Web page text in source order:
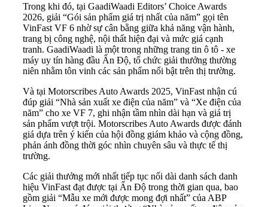
Trong khi đó, tại GaadiWaadi Editors’ Choice Awards
2026, giải “Gói sản phẩm giá trị nhất của năm” gọi tên
VinFast VF 6 nhờ sự cân bằng giữa khả năng vận hành,
trang bị công nghệ, nội thất hiện đại và mức giá cạnh
tranh. GaadiWaadi là một trong những trang tin ô tô - xe
máy uy tín hàng đầu Ấn Độ, tổ chức giải thưởng thường
niên nhằm tôn vinh các sản phẩm nổi bật trên thị trường.
Và tại Motorscribes Auto Awards 2025, VinFast nhận cú
đúp giải “Nhà sản xuất xe điện của năm” và “Xe điện của
năm” cho xe VF 7, ghi nhận tầm nhìn dài hạn và giá trị
sản phẩm vượt trội. Motorscribes Auto Awards được đánh
giá dựa trên ý kiến của hội đồng giám khảo và cộng đồng,
phản ánh đồng thời góc nhìn chuyên sâu và thực tế thị
trường.
Các giải thưởng mới nhất tiếp tục nối dài danh sách danh
hiệu VinFast đạt được tại Ấn Độ trong thời gian qua, bao
gồm giải “Mẫu xe mới được mong đợi nhất” của ABP